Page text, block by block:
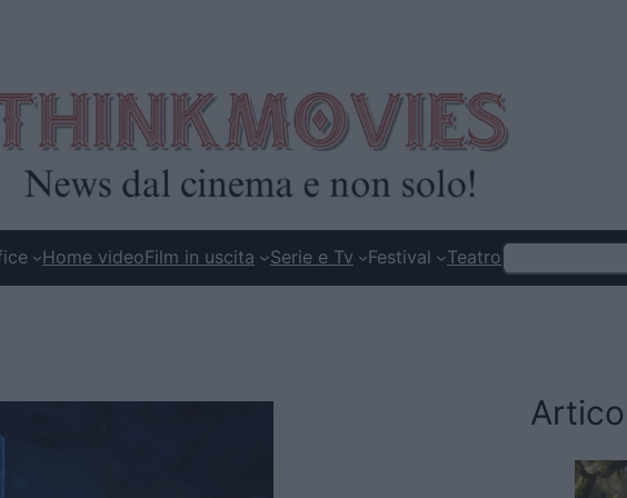
Home videoFilm in uscita Serie e Tv Festival TeatroSearch